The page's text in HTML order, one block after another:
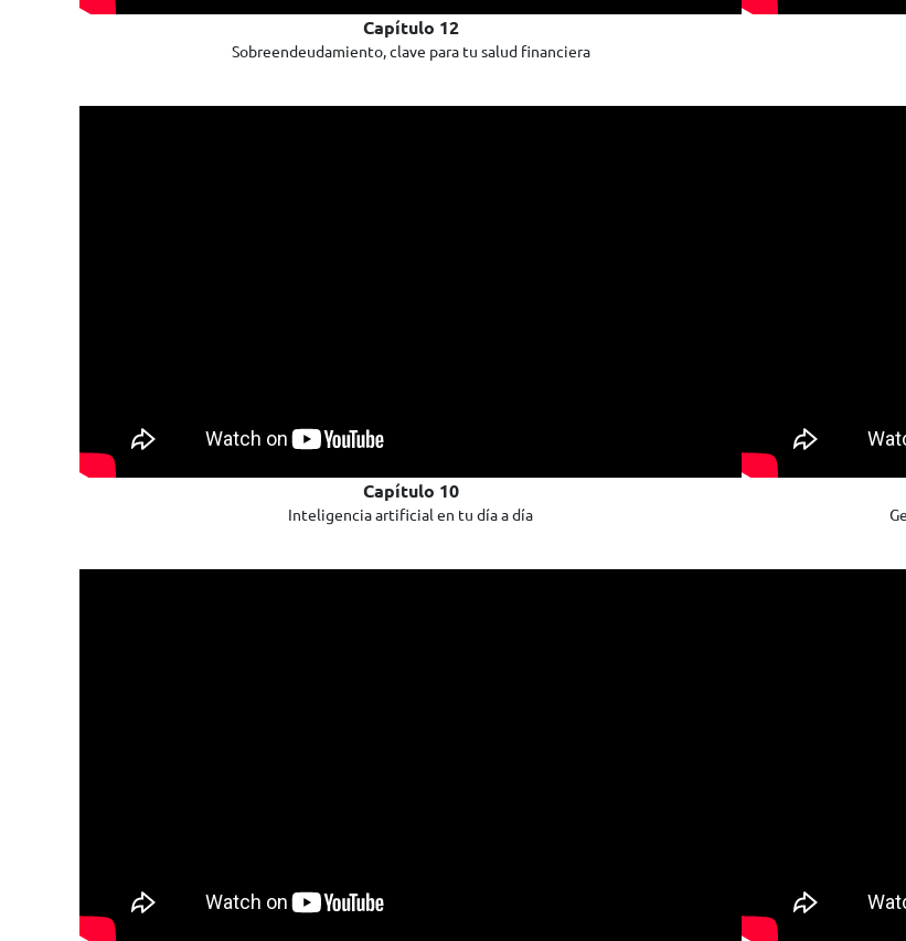
Capítulo 12
Sobreendeudamiento, clave para tu salud financiera
Capítulo 10
Inteligencia artificial en tu día a día